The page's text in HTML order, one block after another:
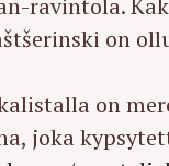
on
on
joka